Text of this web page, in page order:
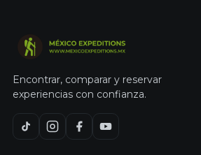
Encontrar, comparar y reservar
experiencias con confianza.